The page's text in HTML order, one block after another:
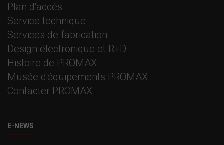
Plan d'accès
Service technique
Services de fabrication
Design électronique et R+D
Histoire de PROMAX
Musée d'équipements PROMAX
Contacter PROMAX
E-NEWS